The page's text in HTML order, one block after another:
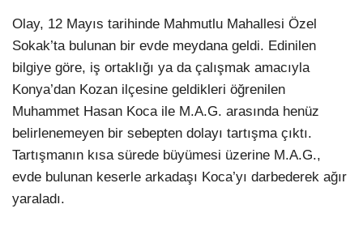
Olay, 12 Mayıs tarihinde Mahmutlu Mahallesi Özel
Sokak’ta bulunan bir evde meydana geldi. Edinilen
bilgiye göre, iş ortaklığı ya da çalışmak amacıyla
Konya’dan Kozan ilçesine geldikleri öğrenilen
Muhammet Hasan Koca ile M.A.G. arasında henüz
belirlenemeyen bir sebepten dolayı tartışma çıktı.
Tartışmanın kısa sürede büyümesi üzerine M.A.G.,
evde bulunan keserle arkadaşı Koca’yı darbederek ağır
yaraladı.